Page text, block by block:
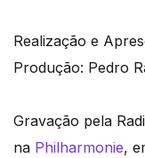
Realização e
Produção: Pedro
Gravação pela
na Philharmonie,